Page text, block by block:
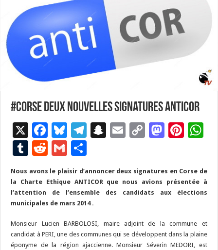
#corse Deux nouvelles signatures ANTICOR
X
F
ac
e
b
o
o
k
Bl
u
es
ky
T
gr
a
m
S
p
c
at
E
l
C
y
Li
k
M
d
o
Pi
es
t
p
T
m
bl
r
R
e
d
di
t
G
m
ai
l
ta
g
er
Nous avons le plaisir d’annoncer deux signatures en Corse de
la Charte Ethique ANTICOR que nous avions présentée à
l’attention de l’ensemble des candidats aux élections
municipales de mars 2014 .
Monsieur Lucien BARBOLOSI, maire adjoint de la commune et
candidat à PERI, une des communes qui se développent dans la plaine
éponyme de la région ajaccienne. Monsieur Séverin MEDORI, est